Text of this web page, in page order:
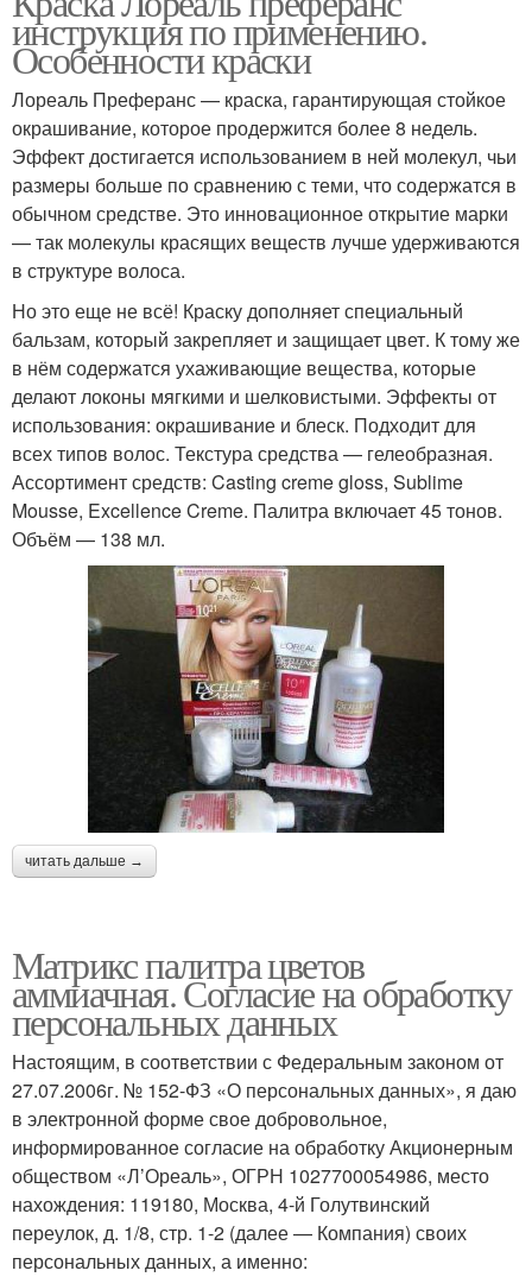
инструкция по применению.
Особенности краски
Лореаль Преферанс — краска, гарантирующая стойкое
окрашивание, которое продержится более 8 недель.
Эффект достигается использованием в ней молекул, чьи
размеры больше по сравнению с теми, что содержатся в
обычном средстве. Это инновационное открытие марки
— так молекулы красящих веществ лучше удерживаются
в структуре волоса.
Но это еще не всё! Краску дополняет специальный
бальзам, который закрепляет и защищает цвет. К тому же
в нём содержатся ухаживающие вещества, которые
делают локоны мягкими и шелковистыми. Эффекты от
использования: окрашивание и блеск. Подходит для
всех типов волос. Текстура средства — гелеобразная.
Ассортимент средств: Casting creme gloss, Sublime
Mousse, Excellence Creme. Палитра включает 45 тонов.
Объём — 138 мл.
читать дальше →
Матрикс палитра цветов
аммиачная. Согласие на обработку
персональных данных
Настоящим, в соответствии с Федеральным законом от
27.07.2006г. № 152-ФЗ «О персональных данных», я даю
в электронной форме свое добровольное,
информированное согласие на обработку Акционерным
обществом «Л’Ореаль», ОГРН 1027700054986, место
нахождения: 119180, Москва, 4-й Голутвинский
переулок, д. 1/8, стр. 1-2 (далее — Компания) своих
персональных данных, а именно: